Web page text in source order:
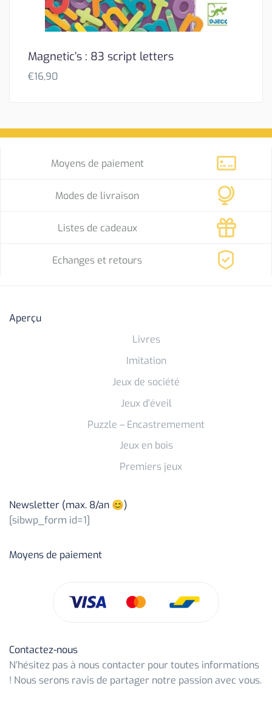
Magnetic’s : 83 script letters
€16,90
Moyens de paiement
Modes de livraison
Listes de cadeaux
Echanges et retours
Aperçu
Livres
Imitation
Jeux de société
Jeux d’éveil
Puzzle – Encastremement
Jeux en bois
Premiers jeux
Newsletter (max. 8/an 😊)
[sibwp_form id=1]
Moyens de paiement
Contactez-nous
N’hésitez pas à nous contacter pour toutes informations
! Nous serons ravis de partager notre passion avec vous.